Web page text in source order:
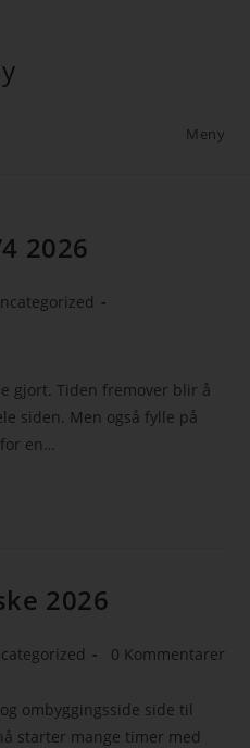
Meny
2026
gjort. Tiden fremover blir å
siden. Men også fylle på
en…
2026
0 Kommentarer
ombyggingsside side til
starter mange timer med